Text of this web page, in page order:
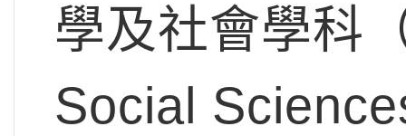
學及社會學科
Social